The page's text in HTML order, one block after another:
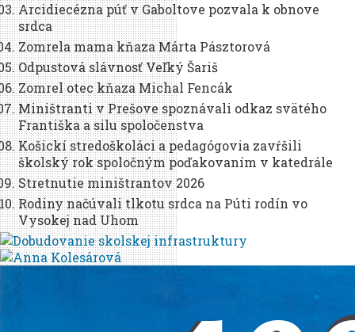
Arcidiecézna púť v Gaboltove pozvala k obnove
srdca
Zomrela mama kňaza Márta Pásztorová
Odpustová slávnosť Veľký Šariš
Zomrel otec kňaza Michal Fencák
Miništranti v Prešove spoznávali odkaz svätého
Františka a silu spoločenstva
Košickí stredoškoláci a pedagógovia zavŕšili
školský rok spoločným poďakovaním v katedrále
Stretnutie miništrantov 2026
Rodiny načúvali tlkotu srdca na Púti rodín vo
Vysokej nad Uhom